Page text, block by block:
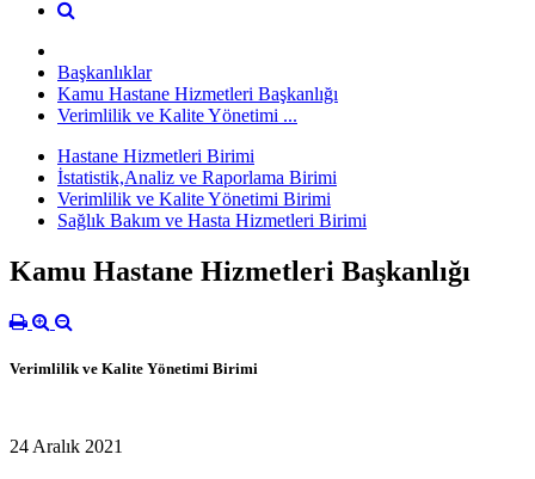
Başkanlıklar
Kamu Hastane Hizmetleri Başkanlığı
Verimlilik ve Kalite Yönetimi ...
Hastane Hizmetleri Birimi
İstatistik,Analiz ve Raporlama Birimi
Verimlilik ve Kalite Yönetimi Birimi
Sağlık Bakım ve Hasta Hizmetleri Birimi
Kamu Hastane Hizmetleri Başkanlığı
Verimlilik ve Kalite Yönetimi Birimi
24 Aralık 2021